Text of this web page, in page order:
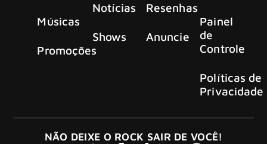
Músicas
Promoções
Notícias
Shows
Resenhas
Anuncie
Painel
de
Controle
Políticas de
Privacidade
NÃO DEIXE O ROCK SAIR DE VOCÊ!